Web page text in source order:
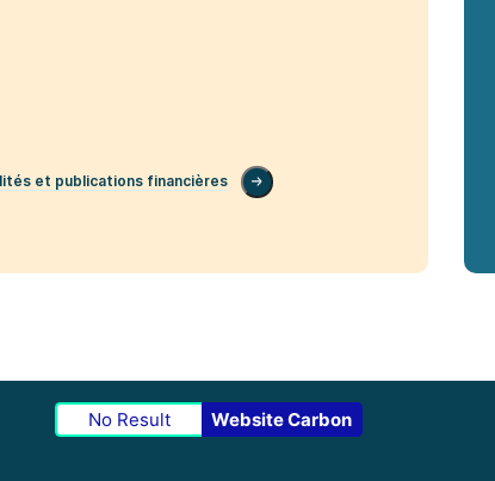
et publications financières
No Result Website Carbon